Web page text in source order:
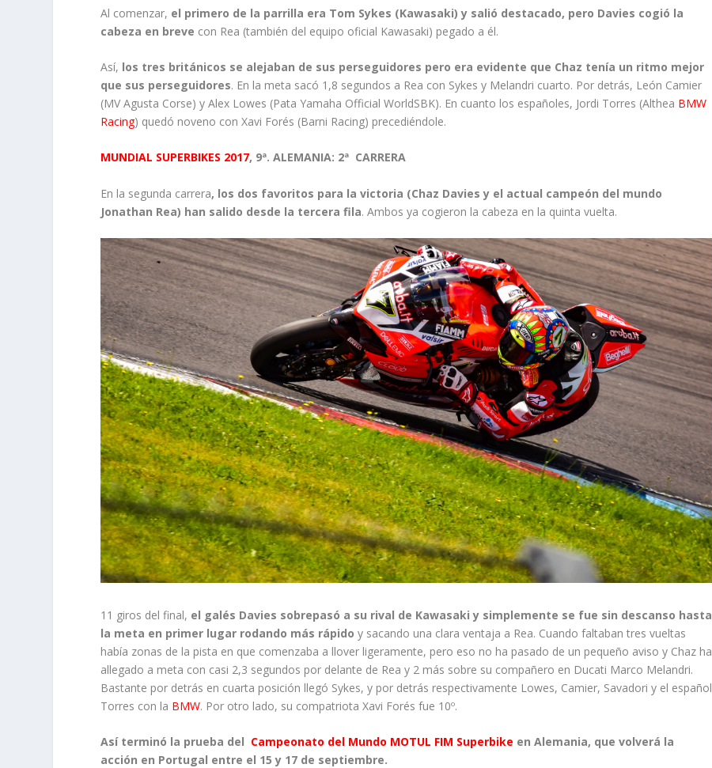
Al comenzar, el primero de la parrilla era Tom Sykes (Kawasaki) y salió destacado, pero Davies cogió la
cabeza en breve con Rea (también del equipo oficial Kawasaki) pegado a él.
Así, los tres británicos se alejaban de sus perseguidores pero era evidente que Chaz tenía un ritmo mejor
que sus perseguidores. En la meta sacó 1,8 segundos a Rea con Sykes y Melandri cuarto. Por detrás, León Camier
(MV Agusta Corse) y Alex Lowes (Pata Yamaha Official WorldSBK). En cuanto los españoles, Jordi Torres (Althea BMW
Racing) quedó noveno con Xavi Forés (Barni Racing) precediéndole.
MUNDIAL SUPERBIKES 2017, 9ª. ALEMANIA: 2ª CARRERA
En la segunda carrera, los dos favoritos para la victoria (Chaz Davies y el actual campeón del mundo
Jonathan Rea) han salido desde la tercera fila. Ambos ya cogieron la cabeza en la quinta vuelta.
11 giros del final, el galés Davies sobrepasó a su rival de Kawasaki y simplemente se fue sin descanso hasta
la meta en primer lugar rodando más rápido y sacando una clara ventaja a Rea. Cuando faltaban tres vueltas
había zonas de la pista en que comenzaba a llover ligeramente, pero eso no ha pasado de un pequeño aviso y Chaz ha
allegado a meta con casi 2,3 segundos por delante de Rea y 2 más sobre su compañero en Ducati Marco Melandri.
Bastante por detrás en cuarta posición llegó Sykes, y por detrás respectivamente Lowes, Camier, Savadori y el español
Torres con la BMW. Por otro lado, su compatriota Xavi Forés fue 10º.
Así terminó la prueba del Campeonato del Mundo MOTUL FIM Superbike en Alemania, que volverá la
acción en Portugal entre el 15 y 17 de septiembre.